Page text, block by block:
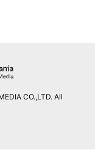
CO.,LTD. All